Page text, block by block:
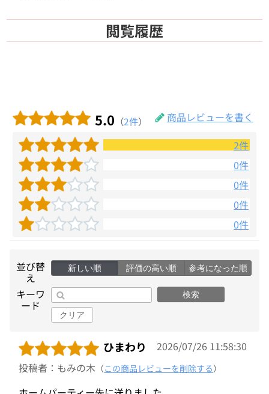
閲覧履歴
5.0 （2件）
商品レビューを書く
2件
0件
0件
0件
0件
並び替
え
新しい順 評価の高い順 参考になった順
キーワ
ード
検索
クリア
ひまわり
2026/07/26 11:58:30
投稿者：もみの木 （この商品レビューを削除する）